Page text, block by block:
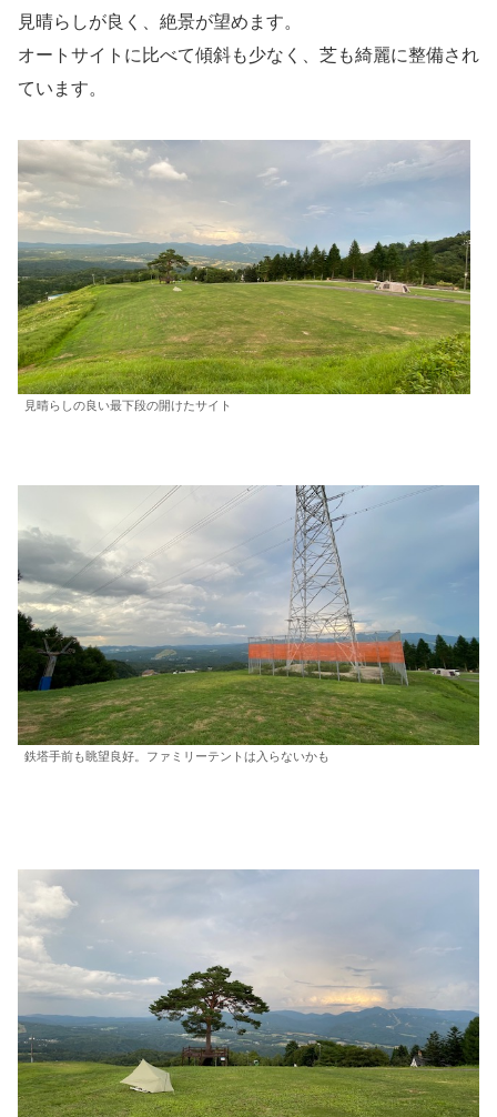
見晴らしが良く、絶景が望めます。
オートサイトに比べて傾斜も少なく、芝も綺麗に整備され
ています。
見晴らしの良い最下段の開けたサイト
鉄塔手前も眺望良好。ファミリーテントは入らないかも